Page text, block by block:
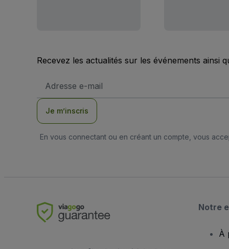
Recevez les actualités sur les événements ainsi
e-
Je m’inscris
En vous connectant ou en créant un compte, vous
Notre
À